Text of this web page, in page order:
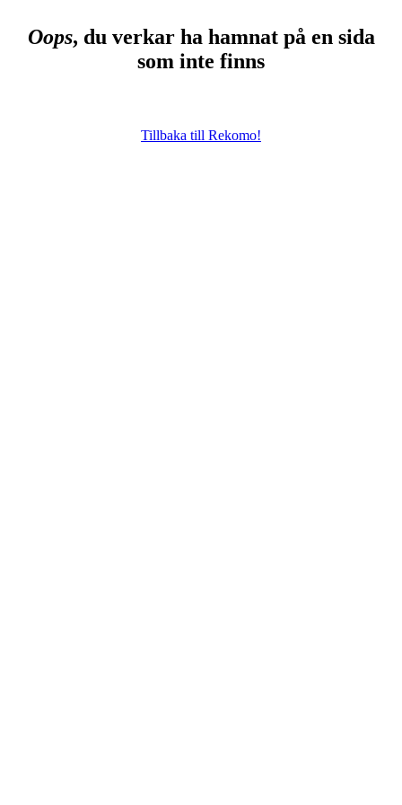
Oops, du verkar ha hamnat på en sida
som inte finns
Tillbaka till Rekomo!